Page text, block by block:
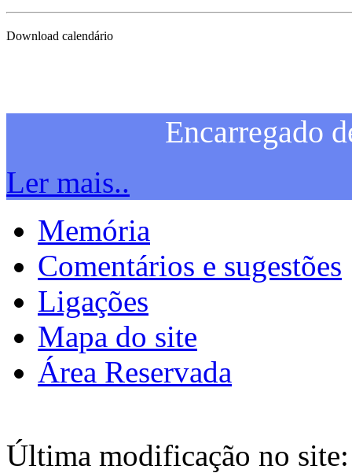
Download calendário
Encarregado
Ler mais..
Memória
Comentários e sugestões
Ligações
Mapa do site
Área Reservada
Última modificação no